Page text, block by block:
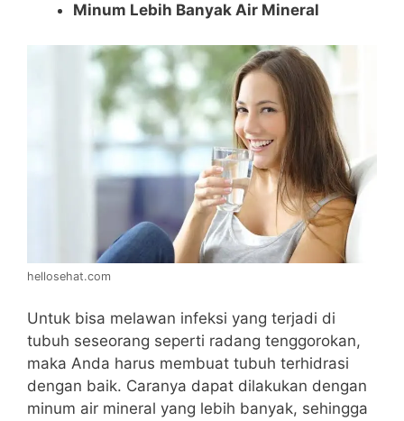
Minum Lebih Banyak Air Mineral
hellosehat.com
Untuk bisa melawan infeksi yang terjadi di
tubuh seseorang seperti radang tenggorokan,
maka Anda harus membuat tubuh terhidrasi
dengan baik. Caranya dapat dilakukan dengan
minum air mineral yang lebih banyak, sehingga